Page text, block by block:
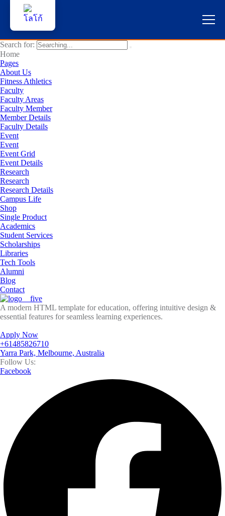
Search for:
Home
Pages
About Us
Fitness Athletics
Faculty
Faculty Areas
Faculty Member
Member Details
Faculty Details
Event
Event
Event Grid
Event Details
Research
Research
Research Details
Campus Life
Shop
Single Product
Academics
Student Services
Scholarships
Libraries
Tech Tools
Alumni
Blog
Contact
A modern HTML template for education, offering intuitive design &
essential features for seamless learning experiences.
Apply Now
+61485826710
Yarra Park, Melbourne, Australia
Follow Us:
Facebook
หน้าแรก
ผู้สนใจสมัครเรียน
บริการนักศึกษา
คณาจารย์และบุคลากร
บุคคลทั่วไป
ภาษาไทย 🇹🇭